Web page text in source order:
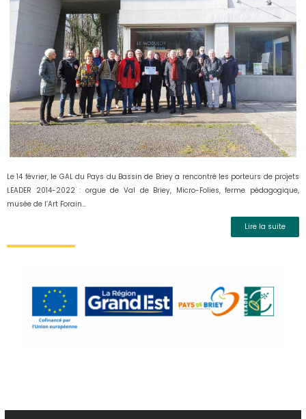
Le 14 février, le GAL du Pays du Bassin de Briey a rencontré les porteurs de projets
LEADER 2014-2022 : orgue de Val de Briey, Micro-Folies, ferme pédagogique,
musée de l’Art Forain…
Lire la suite